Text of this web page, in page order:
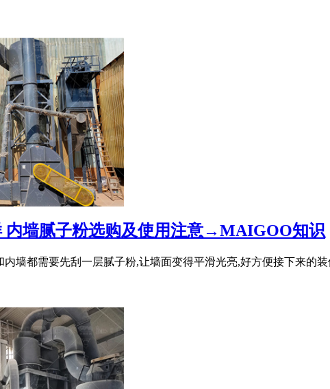
内墙腻子粉选购及使用注意→MAIGOO知识
墙都需要先刮一层腻子粉,让墙面变得平滑光亮,好方便接下来的